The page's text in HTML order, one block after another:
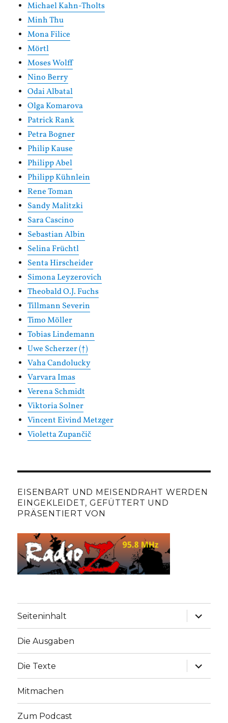
Michael Kahn-Tholts
Minh Thu
Mona Filice
Mörtl
Moses Wolff
Nino Berry
Odai Albatal
Olga Komarova
Patrick Rank
Petra Bogner
Philip Kause
Philipp Abel
Philipp Kühnlein
Rene Toman
Sandy Malitzki
Sara Cascino
Sebastian Albin
Selina Früchtl
Senta Hirscheider
Simona Leyzerovich
Theobald O.J. Fuchs
Tillmann Severin
Timo Möller
Tobias Lindemann
Uwe Scherzer (†)
Vaha Candolucky
Varvara Imas
Verena Schmidt
Viktoria Solner
Vincent Eivind Metzger
Violetta Zupančič
EISENBART UND MEISENDRAHT WERDEN
EINGEKLEIDET, GEFÜTTERT UND
PRÄSENTIERT VON
Seiteninhalt
Die Ausgaben
Die Texte
Mitmachen
Zum Podcast